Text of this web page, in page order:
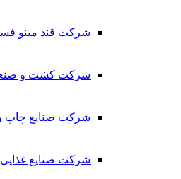
شرکت قند مینو
شرکت کشت و
شرکت صنایع چاپ و
شرکت صنایع